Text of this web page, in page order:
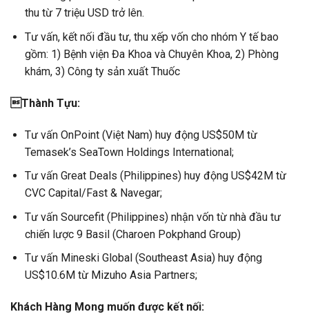
thu từ 7 triệu USD trở lên.
Tư vấn, kết nối đầu tư, thu xếp vốn cho nhóm Y tế bao
gồm: 1) Bệnh viện Đa Khoa và Chuyên Khoa, 2) Phòng
khám, 3) Công ty sản xuất Thuốc
Thành Tựu:
Tư vấn OnPoint (Việt Nam) huy động US$50M từ
Temasek’s SeaTown Holdings International;
Tư vấn Great Deals (Philippines) huy động US$42M từ
CVC Capital/Fast & Navegar;
Tư vấn Sourcefit (Philippines) nhận vốn từ nhà đầu tư
chiến lược 9 Basil (Charoen Pokphand Group)
Tư vấn Mineski Global (Southeast Asia) huy động
US$10.6M từ Mizuho Asia Partners;
Khách Hàng Mong muốn được kết nối: